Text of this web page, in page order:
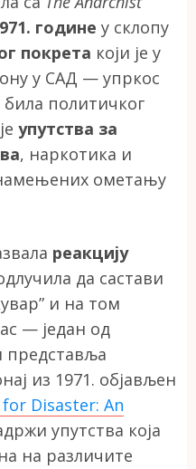
године у склопу
покрета који је у
у САД — упркос
политичког
упутства за
, наркотика и
ометању
реакцију
да састави
и на том
— један од
представља
из 1971. објављен
for Disaster: An
упутства која
на различите